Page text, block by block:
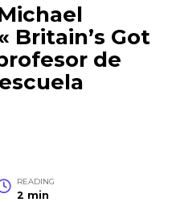
Britain’s Got
de
READING
2 min